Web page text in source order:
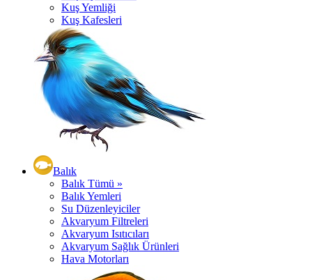
Kuş Yemliği
Kuş Kafesleri
Balık
Balık Tümü »
Balık Yemleri
Su Düzenleyiciler
Akvaryum Filtreleri
Akvaryum Isıtıcıları
Akvaryum Sağlık Ürünleri
Hava Motorları